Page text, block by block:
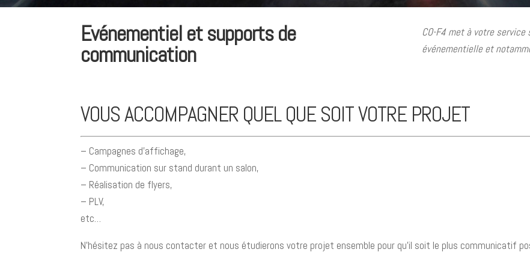
Evénementiel et supports de
communication
CO-F4 met à votre
événementielle et
VOUS ACCOMPAGNER QUEL QUE SOIT VOTRE PROJET
– Campagnes d’affichage,
– Communication sur stand durant un salon,
– Réalisation de flyers,
– PLV,
etc…
N’hésitez pas à nous contacter et nous étudierons votre projet ensemble pour qu’il soit le plus communicatif